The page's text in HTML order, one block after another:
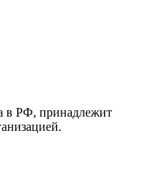
в РФ, принадлежит